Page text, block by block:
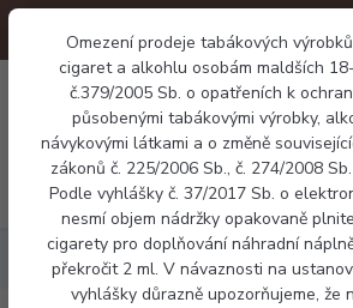
Omezení prodeje tabákových
cigaret a alkohlu osobám maldších
č.379/2005 Sb. o opatřeních k
působenými tabákovými výrobky,
návykovými látkami a o změně
zákonů č. 225/2006 Sb., č. 274/2008
Podle vyhlášky č. 37/2017 Sb. o
nesmí objem nádržky opakovaně
cigarety pro doplňování náhradní
překročit 2 ml. V návaznosti na
vyhlášky důrazně upozorňujeme, že
Náplně Aramax salt - Melon Lime